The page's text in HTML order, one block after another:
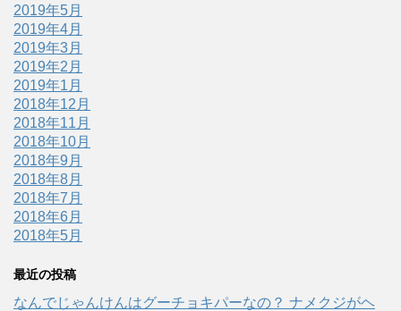
2019年5月
2019年4月
2019年3月
2019年2月
2019年1月
2018年12月
2018年11月
2018年10月
2018年9月
2018年8月
2018年7月
2018年6月
2018年5月
最近の投稿
なんでじゃんけんはグーチョキパーなの？ ナメクジがヘ